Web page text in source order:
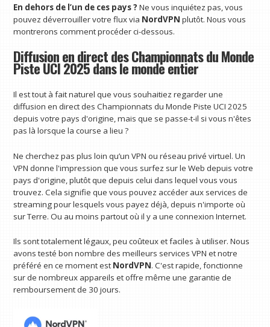
En dehors de l’un de ces pays ? Ne vous inquiétez pas, vous
pouvez déverrouiller votre flux via NordVPN plutôt. Nous vous
montrerons comment procéder ci-dessous.
Diffusion en direct des Championnats du Monde
Piste UCI 2025 dans le monde entier
Il est tout à fait naturel que vous souhaitiez regarder une
diffusion en direct des Championnats du Monde Piste UCI 2025
depuis votre pays d'origine, mais que se passe-t-il si vous n'êtes
pas là lorsque la course a lieu ?
Ne cherchez pas plus loin qu’un VPN ou réseau privé virtuel. Un
VPN donne l'impression que vous surfez sur le Web depuis votre
pays d'origine, plutôt que depuis celui dans lequel vous vous
trouvez. Cela signifie que vous pouvez accéder aux services de
streaming pour lesquels vous payez déjà, depuis n'importe où
sur Terre. Ou au moins partout où il y a une connexion Internet.
Ils sont totalement légaux, peu coûteux et faciles à utiliser. Nous
avons testé bon nombre des meilleurs services VPN et notre
préféré en ce moment est NordVPN. C'est rapide, fonctionne
sur de nombreux appareils et offre même une garantie de
remboursement de 30 jours.